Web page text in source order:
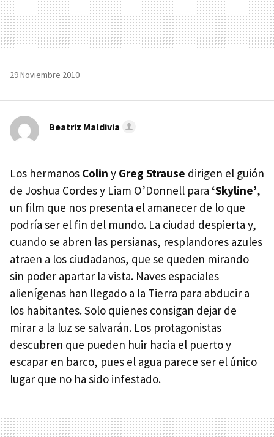
29 Noviembre 2010
Beatriz Maldivia
Los hermanos Colin y Greg Strause dirigen el guión
de Joshua Cordes y Liam O’Donnell para ‘Skyline’,
un film que nos presenta el amanecer de lo que
podría ser el fin del mundo. La ciudad despierta y,
cuando se abren las persianas, resplandores azules
atraen a los ciudadanos, que se queden mirando
sin poder apartar la vista. Naves espaciales
alienígenas han llegado a la Tierra para abducir a
los habitantes. Solo quienes consigan dejar de
mirar a la luz se salvarán. Los protagonistas
descubren que pueden huir hacia el puerto y
escapar en barco, pues el agua parece ser el único
lugar que no ha sido infestado.